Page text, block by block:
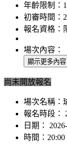
年齡限制：
初審時間：
報名資格：
場次內容：
尚未開放報名
場次名稱：
報名時段：
日期：
時間：